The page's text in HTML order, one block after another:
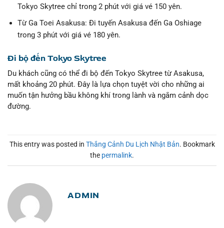
Tokyo Skytree chỉ trong 2 phút với giá vé 150 yên.
Từ Ga Toei Asakusa: Đi tuyến Asakusa đến Ga Oshiage
trong 3 phút với giá vé 180 yên.
Đi bộ đến Tokyo Skytree
Du khách cũng có thể đi bộ đến Tokyo Skytree từ Asakusa,
mất khoảng 20 phút. Đây là lựa chọn tuyệt vời cho những ai
muốn tận hưởng bầu không khí trong lành và ngắm cảnh dọc
đường.
This entry was posted in Thắng Cảnh Du Lịch Nhật Bản. Bookmark
the permalink.
ADMIN